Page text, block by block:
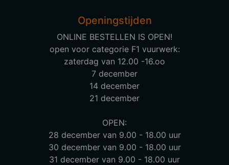
Openingstijden
ONLINE BESTELLEN IS OPEN!
open voor categorie F1 vuurwerk:
zaterdag van 12.00 -16.oo
7 december
14 december
21 december
OPEN:
28 december van 9.00 - 18.00 uur
30 december van 9.00 - 18.00 uur
31 december van 9.00 - 18.00 uur